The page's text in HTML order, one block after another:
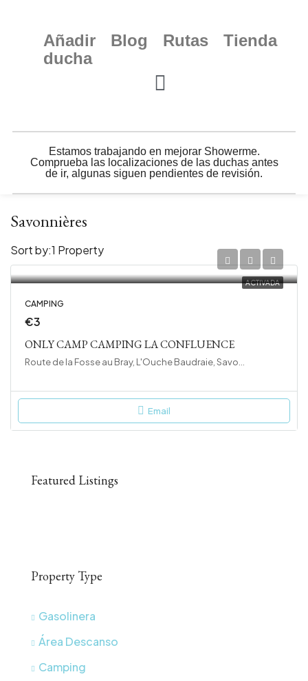
Añadir
ducha
Blog Rutas Tienda
Estamos trabajando en mejorar Showerme.
Comprueba las localizaciones de las duchas antes
de ir, algunas siguen pendientes de revisión.
Savonnières
1 Property
Sort by:
ACTIVADA
CAMPING
€3
ONLY CAMP CAMPING LA CONFLUENCE
Email
Featured Listings
Property Type
Gasolinera
Área Descanso
Camping